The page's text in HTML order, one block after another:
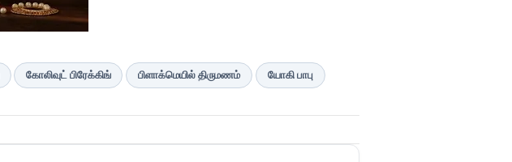
கோலிவுட் பிரேக்கிங் பிளாக்மெயில் திருமணம் யோகி பாபு